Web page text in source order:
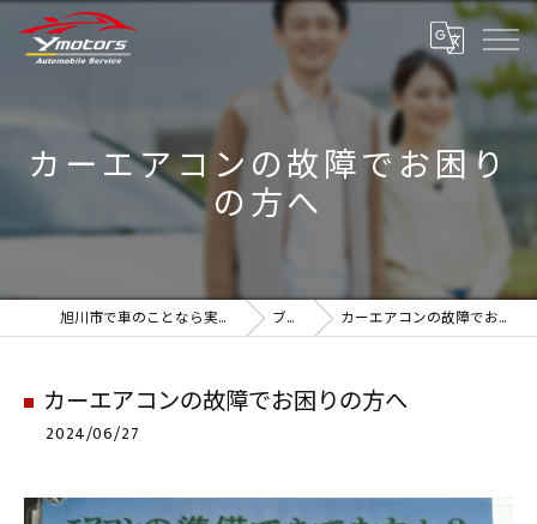
カーエアコンの故障でお困り
の方へ
旭川市で車のことなら実績のYmotors ブログ カーエアコンの故障でお困りの方へ
カーエアコンの故障でお困りの方へ
2024/06/27